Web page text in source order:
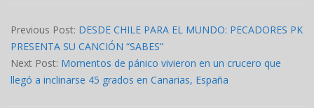
11-
25
Previous Post: DESDE CHILE PARA EL MUNDO: PECADORES PK
PRESENTA SU CANCIÓN “SABES”
Next Post: Momentos de pánico vivieron en un crucero que
llegó a inclinarse 45 grados en Canarias, España